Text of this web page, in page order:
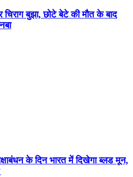
बुझा, छोटे बेटे की मौत के बाद
के दिन भारत में दिखेगा ब्लड मून,